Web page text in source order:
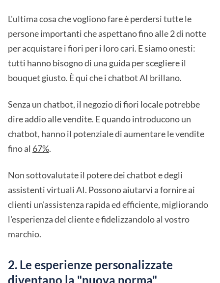
L'ultima cosa che vogliono fare è perdersi tutte le
persone importanti che aspettano fino alle 2 di notte
per acquistare i fiori per i loro cari. E siamo onesti:
tutti hanno bisogno di una guida per scegliere il
bouquet giusto. È qui che i chatbot AI brillano.
Senza un chatbot, il negozio di fiori locale potrebbe
dire addio alle vendite. E quando introducono un
chatbot, hanno il potenziale di aumentare le vendite
fino al 67%.
Non sottovalutate il potere dei chatbot e degli
assistenti virtuali AI. Possono aiutarvi a fornire ai
clienti un'assistenza rapida ed efficiente, migliorando
l'esperienza del cliente e fidelizzandolo al vostro
marchio.
2. Le esperienze personalizzate
diventano la "nuova norma"